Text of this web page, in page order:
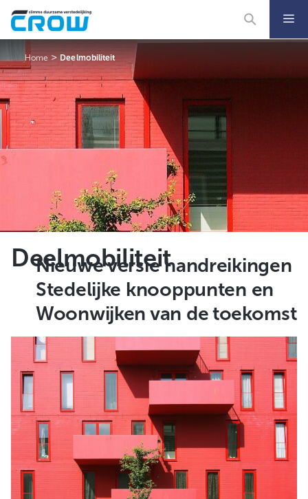
naar
de
inhoud
Home>Deelmobiliteit
Deelmobiliteit
Nieuwe versie handreikingen
Stedelijke knooppunten en
Woonwijken van de toekomst